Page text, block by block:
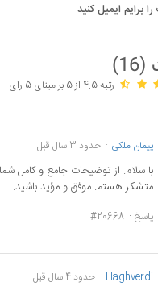
برایم ایمیل کنید
(
16
)
رتبه 4.5 از 5 بر مبنای 5 رای
پیمان ملکی حدود 3 سال قبل
با سلام. از توضیحات جامع و کامل
متشکر هستم. موفق و مؤید باشید.
پاسخ #20668
Haghverdi حدود 4 سال قبل